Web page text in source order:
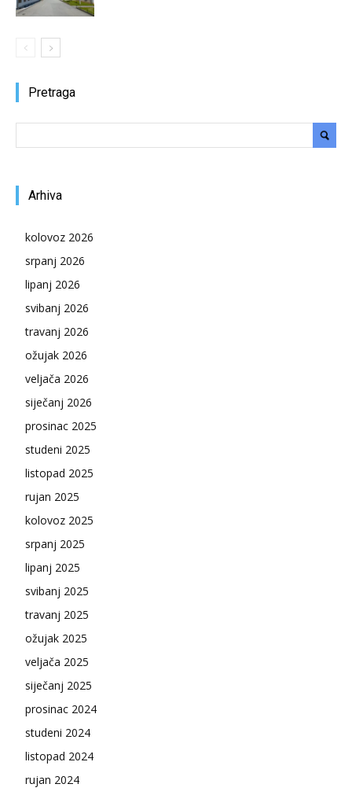
Pretraga
Arhiva
kolovoz 2026
srpanj 2026
lipanj 2026
svibanj 2026
travanj 2026
ožujak 2026
veljača 2026
siječanj 2026
prosinac 2025
studeni 2025
listopad 2025
rujan 2025
kolovoz 2025
srpanj 2025
lipanj 2025
svibanj 2025
travanj 2025
ožujak 2025
veljača 2025
siječanj 2025
prosinac 2024
studeni 2024
listopad 2024
rujan 2024